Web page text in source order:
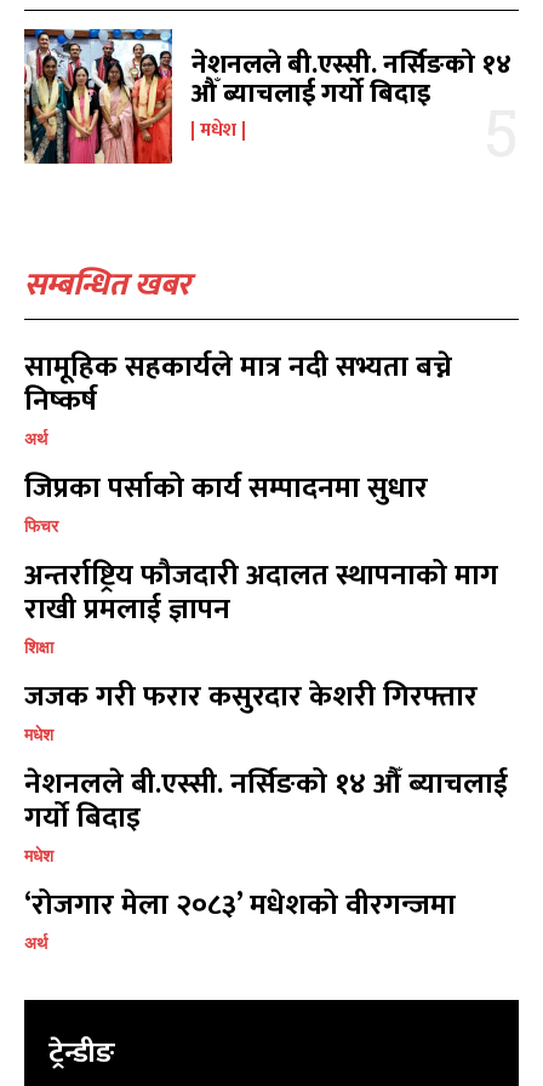
नेशनलले बी.एस्सी. नर्सिङको १४
औँ ब्याचलाई गर्यो बिदाइ
मधेश
सम्बन्धित खबर
सामूहिक सहकार्यले मात्र नदी सभ्यता बच्ने
निष्कर्ष
अर्थ
जिप्रका पर्साको कार्य सम्पादनमा सुधार
फिचर
अन्तर्राष्ट्रिय फौजदारी अदालत स्थापनाको माग
राखी प्रमलाई ज्ञापन
शिक्षा
जजक गरी फरार कसुरदार केशरी गिरफ्तार
मधेश
नेशनलले बी.एस्सी. नर्सिङको १४ औँ ब्याचलाई
गर्यो बिदाइ
मधेश
‘रोजगार मेला २०८३’ मधेशको वीरगन्जमा
अर्थ
ट्रेन्डीङ